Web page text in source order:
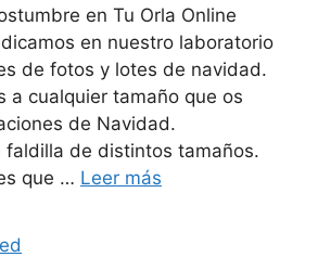
en Tu Orla Online
en nuestro laboratorio
de fotos y lotes de navidad.
a cualquier tamaño que os
de Navidad.
faldilla de distintos tamaños.
que … Leer más